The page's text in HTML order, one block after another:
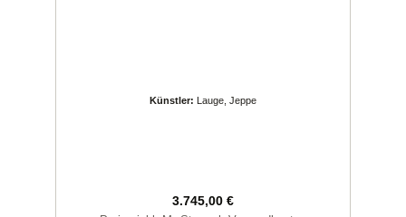
Künstler: Lauge, Jeppe
Regulärer Preis:
3.745,00 €